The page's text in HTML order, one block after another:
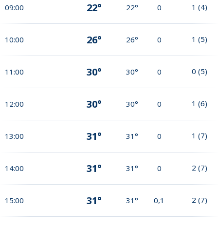
09:00 22° 22° 0 1 (4)
10:00 26° 26° 0 1 (5)
11:00 30° 30° 0 0 (5)
12:00 30° 30° 0 1 (6)
13:00 31° 31° 0 1 (7)
14:00 31° 31° 0 2 (7)
15:00 31° 31° 0,1 2 (7)